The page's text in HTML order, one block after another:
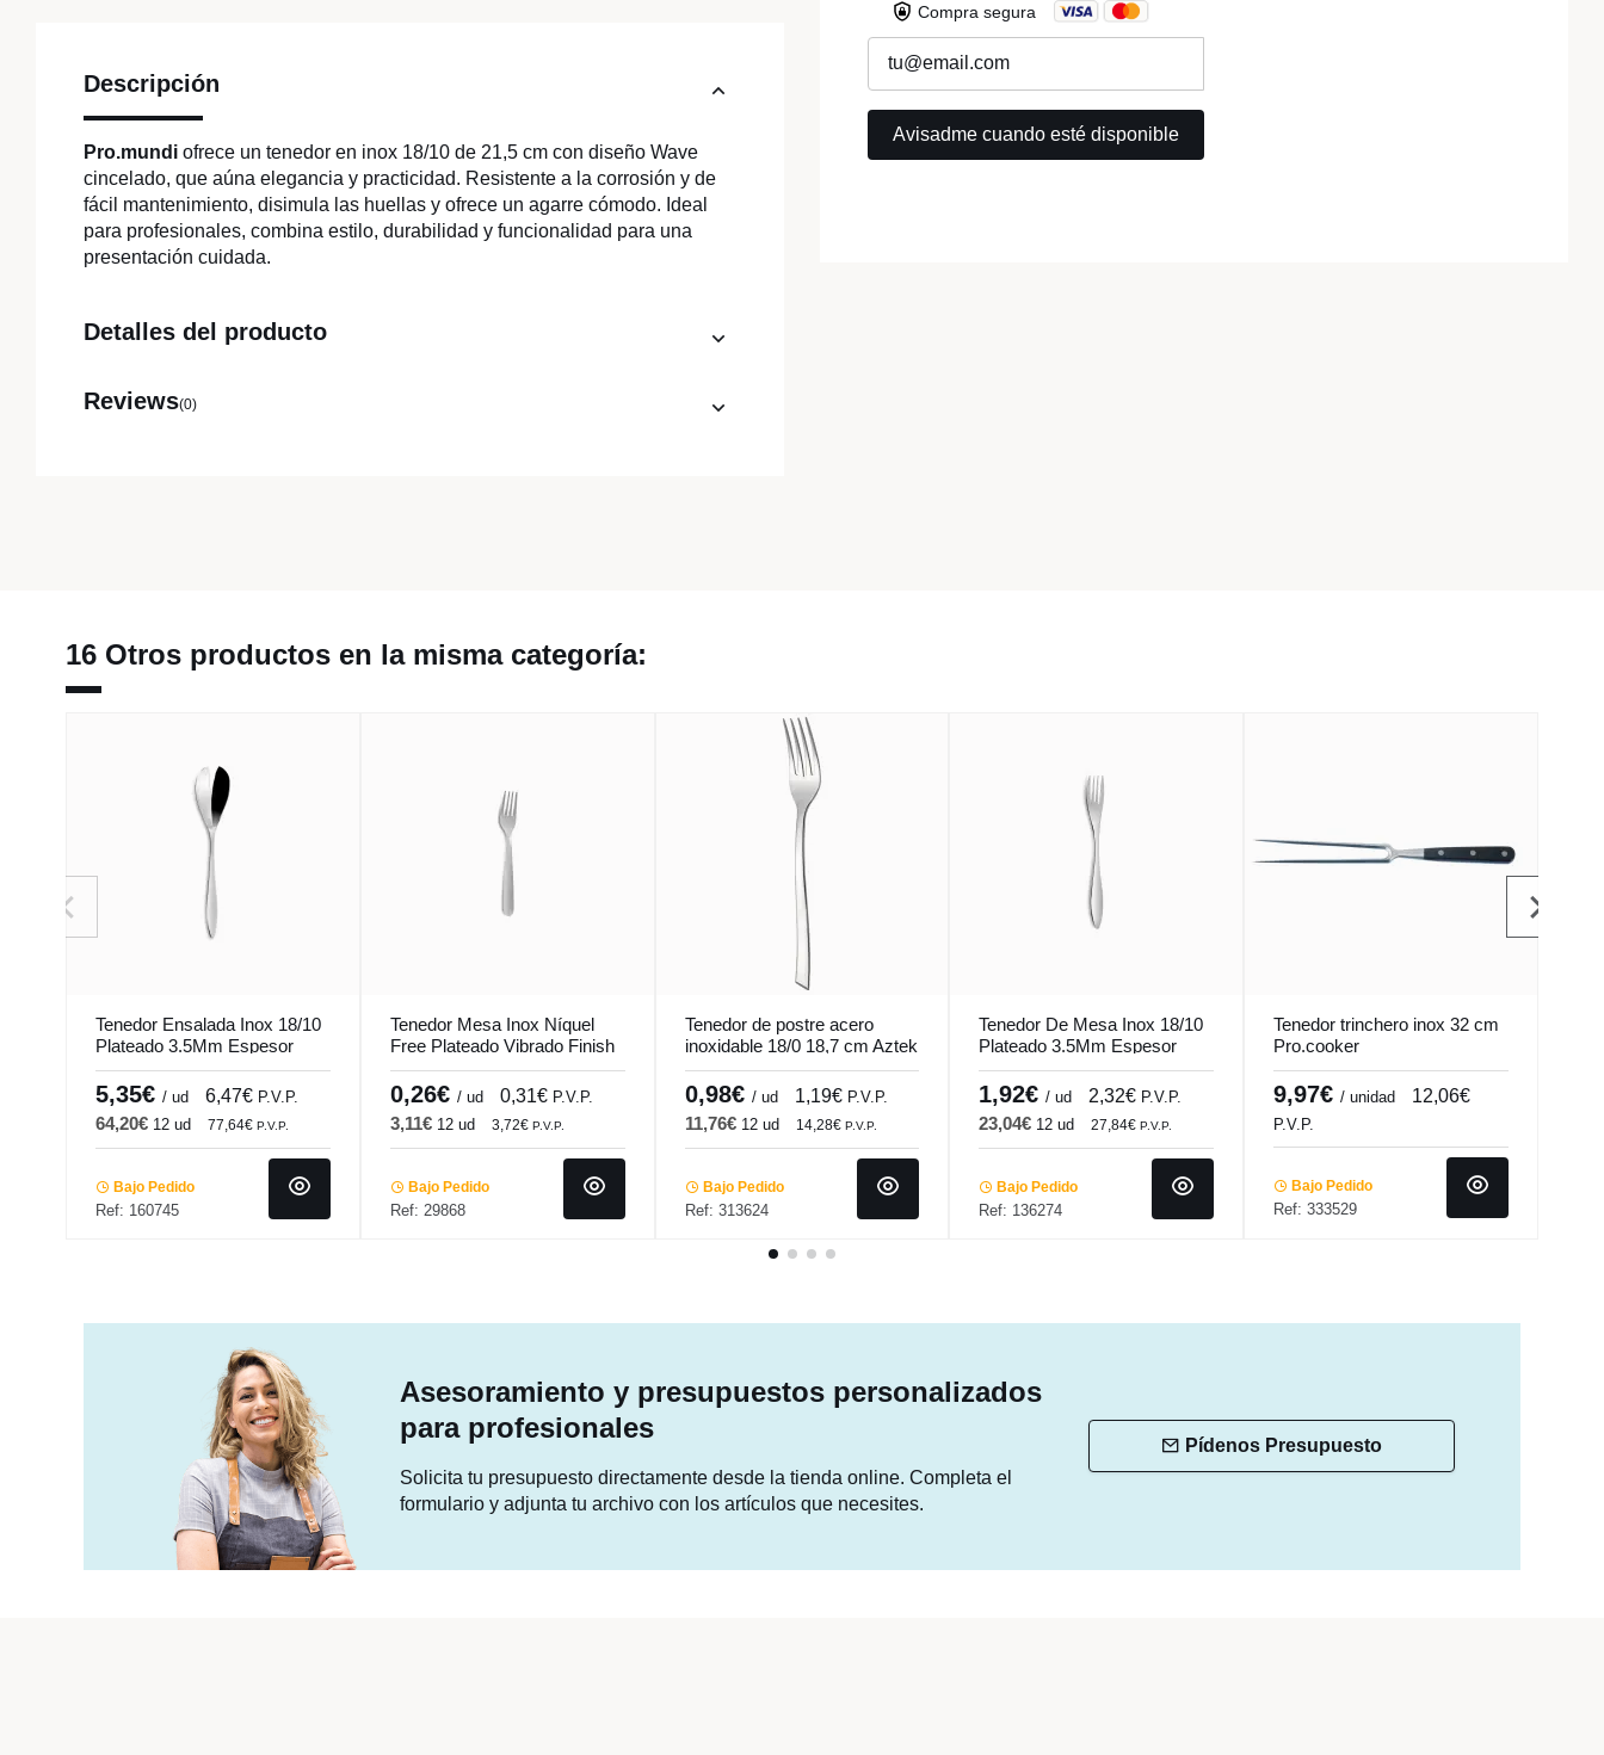
Descripción
Pro.mundi ofrece un tenedor en inox 18/10 de 21,5 cm con diseño Wave
cincelado, que aúna elegancia y practicidad. Resistente a la corrosión y de
fácil mantenimiento, disimula las huellas y ofrece un agarre cómodo. Ideal
para profesionales, combina estilo, durabilidad y funcionalidad para una
presentación cuidada.
Detalles del producto
Reviews(0)
Compra segura
16 Otros productos en la misma categoría:
Tenedor Ensalada Inox 18/10
Plateado 3.5Mm Espesor
Online Comas
5,35€ / ud 6,47€ P.V.P.
64,20€ 12 ud 77,64€ P.V.P.
Bajo Pedido
Ref: 160745
Tenedor Mesa Inox Níquel
Free Plateado Vibrado Finish
1.5 Mm 1001 Comas
0,26€ / ud 0,31€ P.V.P.
3,11€ 12 ud 3,72€ P.V.P.
Bajo Pedido
Ref: 29868
Tenedor de postre acero
inoxidable 18/0 18,7 cm Aztek
Pro.mundi
0,98€ / ud 1,19€ P.V.P.
11,76€ 12 ud 14,28€ P.V.P.
Bajo Pedido
Ref: 313624
Tenedor De Mesa Inox 18/10
Plateado 3.5Mm Espesor
Online Comas
1,92€/ ud 2,32€ P.V.P.
23,04€ 12 ud 27,84€P.V.P.
Bajo Pedido
Ref: 136274
Tenedor trinchero inox 32 cm
Pro.cooker
9,97€/ unidad 12,06€
P.V.P.
Bajo Pedido
Ref: 333529
Asesoramiento y presupuestos personalizados
para profesionales
Solicita tu presupuesto directamente desde la tienda online. Completa el
formulario y adjunta tu archivo con los artículos que necesites.
Pídenos Presupuesto